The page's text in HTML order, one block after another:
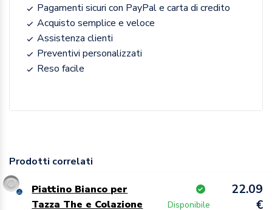
Pagamenti sicuri con PayPal e carta di credito
Acquisto semplice e veloce
Assistenza clienti
Preventivi personalizzati
Reso facile
Prodotti correlati
Piattino Bianco per
Tazza The e Colazione
Disponibile
22.09
€